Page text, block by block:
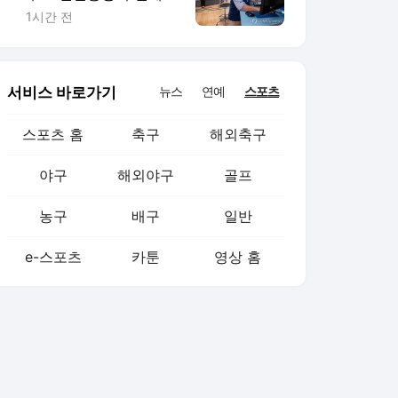
하락…다우 0.9%↓(종
1시간 전
서비스 바로가기 뉴스 연예 스포츠
스포츠 홈 축구 해외축구
야구 해외야구 골프
농구 배구 일반
e-스포츠 카툰 영상 홈